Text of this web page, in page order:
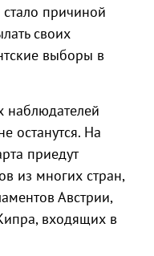
стало причиной
своих
выборы в
наблюдателей
останутся. На
приедут
из многих стран,
Австрии,
входящих в